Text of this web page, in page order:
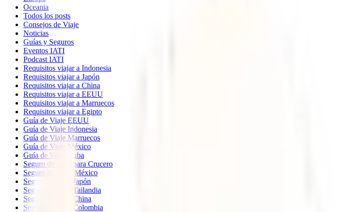
Oceania
Todos los posts
Consejos de Viaje
Noticias
Guías y Seguros
Eventos IATI
Podcast IATI
Requisitos viajar a Indonesia
Requisitos viajar a Japón
Requisitos viajar a China
Requisitos viajar a EEUU
Requisitos viajar a Marruecos
Requisitos viajar a Egipto
Guía de Viaje EEUU
Guía de Viaje Indonesia
Guía de Viaje Marruecos
Guía de Viaje México
Guía de Viaje Cuba
Seguro de viaje para Crucero
Seguro de Viaje México
Seguro de viaje Japón
Seguro de viaje Tailandia
Seguro de viaje China
Seguro de viaje Colombia